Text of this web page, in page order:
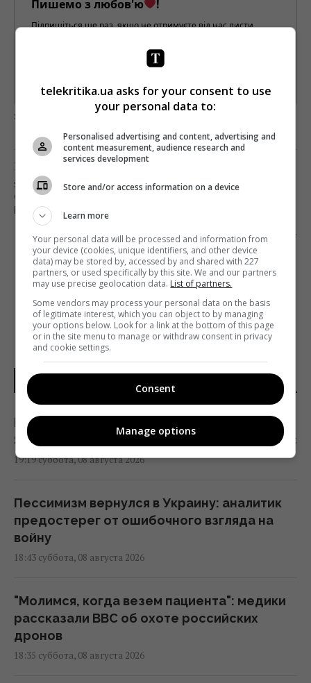
Пишемо з любов'ю !
Підпишіться ще раз, якщо не отримуєте від нас листи
Предоставлено SendPulse
загрузка...
Предыдущий пост
1+1 MEDIA ОБЗАВЕЛАСЬ СЕРТИФИКАТОМ
СТАНДАРТА ISO В СФЕРЕ
ИНФОРМБЕЗОПАСНОСТИ
Следующий пост
БОРОДЯНСКИЙ ПРО ATR: «МЫ НАХОДИМСЯ В
СОВМЕСТНОМ ПОИСКЕ РЕШЕНИЙ»
НОВОСТИ УКРАИНЫ
Маск не разрешил Украине использовать
Starlink для ударов по России, - The Atlantic
19:19 суббота, 08 августа 2026
Пессимизм вернулся в Украину: аналитик
предостерег от ошибочного взгляда на
войну
18:43 суббота, 08 августа 2026
"Молимся, когда везем пациента": медики
рассказали BBC об охоте российских
дронов
18:35 суббота, 08 августа 2026
telekritika.ua asks for your consent to use
your personal data to:
Personalised advertising and content, advertising and
content measurement, audience research and
services development
Store and/or access information on a device
Learn more
Your personal data will be processed and information from
your device (cookies, unique identifiers, and other device
data) may be stored by, accessed by and shared with 227
partners, or used specifically by this site. We and our partners
may use precise geolocation data. List of partners.
Some vendors may process your personal data on the basis
of legitimate interest, which you can object to by managing
your options below. Look for a link at the bottom of this page
or in the site menu to manage or withdraw consent in privacy
and cookie settings.
Consent
Manage options